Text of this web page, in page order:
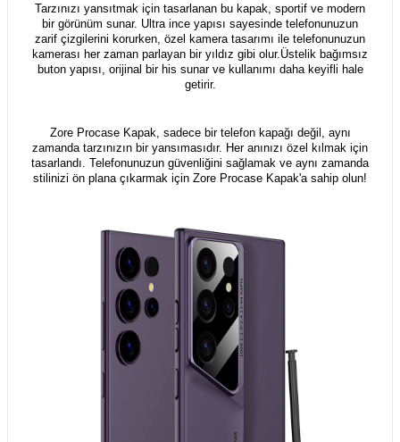
Tarzınızı yansıtmak için tasarlanan bu kapak, sportif ve modern
bir görünüm sunar. Ultra ince yapısı sayesinde telefonunuzun
zarif çizgilerini korurken, özel kamera tasarımı ile telefonunuzun
kamerası her zaman parlayan bir yıldız gibi olur.Üstelik bağımsız
buton yapısı, orijinal bir his sunar ve kullanımı daha keyifli hale
getirir.
Zore Procase Kapak, sadece bir telefon kapağı değil, aynı
zamanda tarzınızın bir yansımasıdır. Her anınızı özel kılmak için
tasarlandı. Telefonunuzun güvenliğini sağlamak ve aynı zamanda
stilinizi ön plana çıkarmak için Zore Procase Kapak'a sahip olun!